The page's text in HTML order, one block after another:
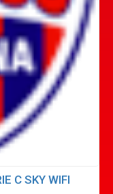
C SKY WIFI